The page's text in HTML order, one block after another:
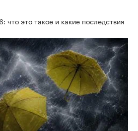
это такое и какие последствия